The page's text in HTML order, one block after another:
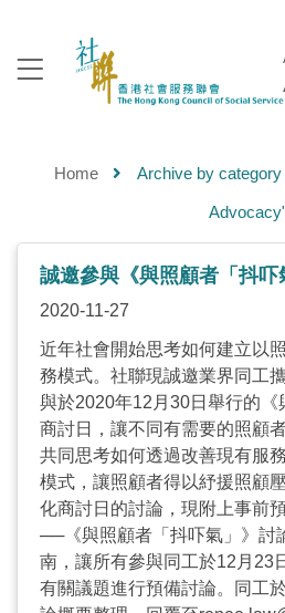
Home Archive by
誠邀參與《與照顧者「抖吓
2020-11-27
近年社會開始思考如何建立以
務模式。社聯現誠邀業界同工
與於2020年12月30日舉行的《
商討日，讓不同有需要的照顧
共同思考如何透過改善現有服
模式，讓照顧者得以紓援照顧
化商討日的討論，現附上事前
──《與照顧者「抖吓氣」》討
南，讓所有參與同工於12月23
有關議題進行預備討論。同工